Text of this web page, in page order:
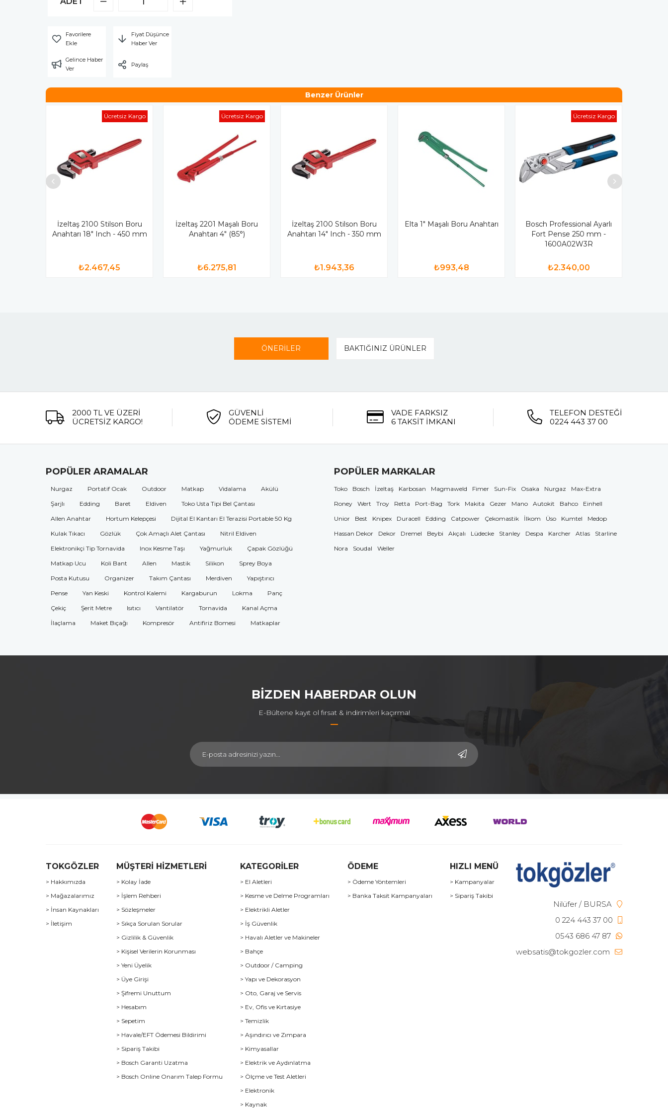
Favorilere
Ekle
Fiyat Düşünce
Haber Ver
Gelince Haber
Ver
Paylaş
Benzer Ürünler
İzeltaş 2100 Stilson Boru
Anahtarı 18" Inch - 450 mm
₺2.467,45
Ücretsiz Kargo
İzeltaş 2201 Maşalı Boru
Anahtarı 4" (85°)
₺6.275,81
Ücretsiz Kargo
İzeltaş 2100 Stilson Boru
Anahtarı 14" Inch - 350 mm
₺1.943,36
Elta 1" Maşalı Boru Anahtarı
₺993,48
Bosch Professional Ayarlı
Fort Pense 250 mm -
1600A02W3R
₺2.340,00
Ücretsiz Kargo
ÖNERİLER BAKTIĞINIZ ÜRÜNLER
2000 TL VE ÜZERİ
ÜCRETSİZ KARGO!
GÜVENLİ
ÖDEME SİSTEMİ
VADE FARKSIZ
6 TAKSİT İMKANI
TELEFON DESTEĞİ
0224 443 37 00
POPÜLER ARAMALAR
Nurgaz Portatif Ocak Outdoor Matkap Vidalama
Akülü
Şarjlı
Edding Baret Eldiven
Toko Usta Tipi Bel Çantası
Allen Anahtar
Hortum Kelepçesi
Dijital El Kantarı El Terazisi Portable 50 Kg
Kulak Tıkacı
Gözlük Çok Amaçlı Alet Çantası
Nitril Eldiven
Elektronikçi Tip Tornavida
Inox Kesme Taşı Yağmurluk
Çapak Gözlüğü
Matkap Ucu
Koli Bant Allen Mastik Silikon
Sprey Boya
Posta Kutusu
Organizer Takım Çantası Merdiven
Yapıştırıcı
Pense
Yan Keski Kontrol Kalemi Kargaburun Lokma
Panç
Çekiç
Şerit Metre Isıtıcı Vantilatör Tornavida
Kanal Açma
İlaçlama
Maket Bıçağı Kompresör Antifiriz Bomesi Matkaplar
POPÜLER MARKALAR
Toko Bosch İzeltaş Karbosan Magmaweld Fimer Sun-Fix Osaka Nurgaz
Max-Extra
Roney
Wert Troy Retta Port-Bag Tork Makita Gezer Mano Autokit Bahco
Einhell
Unior
Best Knipex Duracell Edding Catpower Çekomastik İlkom Üso Kumtel
Medop
Hassan Dekor
Dekor Dremel Beybi Akçalı Lüdecke Stanley Despa Karcher Atlas
Starline
Nora
Soudal Weller
BİZDEN HABERDAR OLUN
E-Bültene kayıt ol fırsat & indirimleri kaçırma!
TOKGÖZLER
> Hakkımızda
> Mağazalarımız
> İnsan Kaynakları
> İletişim
MÜŞTERİ HİZMETLERİ
> Kolay İade
> İşlem Rehberi
> Sözleşmeler
> Sıkça Sorulan Sorular
> Gizlilik & Güvenlik
> Kişisel Verilerin Korunması
> Yeni Üyelik
> Üye Girişi
> Şifremi Unuttum
> Hesabım
> Sepetim
> Havale/EFT Ödemesi Bildirimi
> Sipariş Takibi
> Bosch Garanti Uzatma
> Bosch Online Onarım Talep Formu
KATEGORİLER
> El Aletleri
> Kesme ve Delme Programları
> Elektrikli Aletler
> İş Güvenlik
> Havalı Aletler ve Makineler
> Bahçe
> Outdoor / Camping
> Yapı ve Dekorasyon
> Oto, Garaj ve Servis
> Ev, Ofis ve Kırtasiye
> Temizlik
> Aşındırıcı ve Zımpara
> Kimyasallar
> Elektrik ve Aydınlatma
> Ölçme ve Test Aletleri
> Elektronik
> Kaynak
ÖDEME
> Ödeme Yöntemleri
> Banka Taksit Kampanyaları
HIZLI MENÜ
> Kampanyalar
> Sipariş Takibi
Nilüfer / BURSA
0 224 443 37 00
0543 686 47 87
websatis@tokgozler.com